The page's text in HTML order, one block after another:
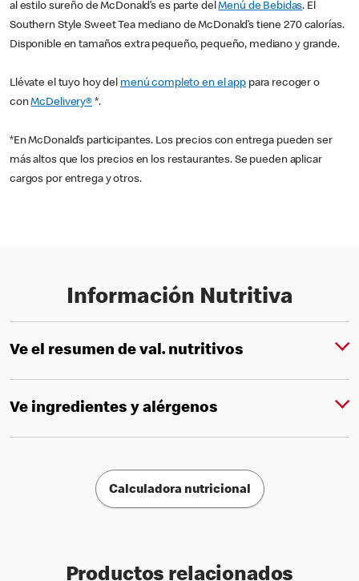
al estilo sureño de McDonald’s es parte delMenú de Bebidas. El
Southern Style Sweet Tea mediano de McDonald’s tiene 270 calorías.
Disponible en tamaños extra pequeño, pequeño, mediano y grande.
Llévate el tuyo hoy del menú completo en el apppara recoger o
conMcDelivery® *.
*En McDonald’s participantes. Los precios con entrega pueden ser
más altos que los precios en los restaurantes. Se pueden aplicar
cargos por entrega y otros.
Información Nutritiva
Ve el resumen de val. nutritivos
Ve ingredientes y alérgenos
Calculadora nutricional
Productos relacionados